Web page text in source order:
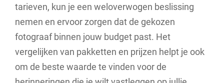
tarieven, kun je een weloverwogen beslissing
nemen en ervoor zorgen dat de gekozen
fotograaf binnen jouw budget past. Het
vergelijken van pakketten en prijzen helpt je ook
om de beste waarde te vinden voor de